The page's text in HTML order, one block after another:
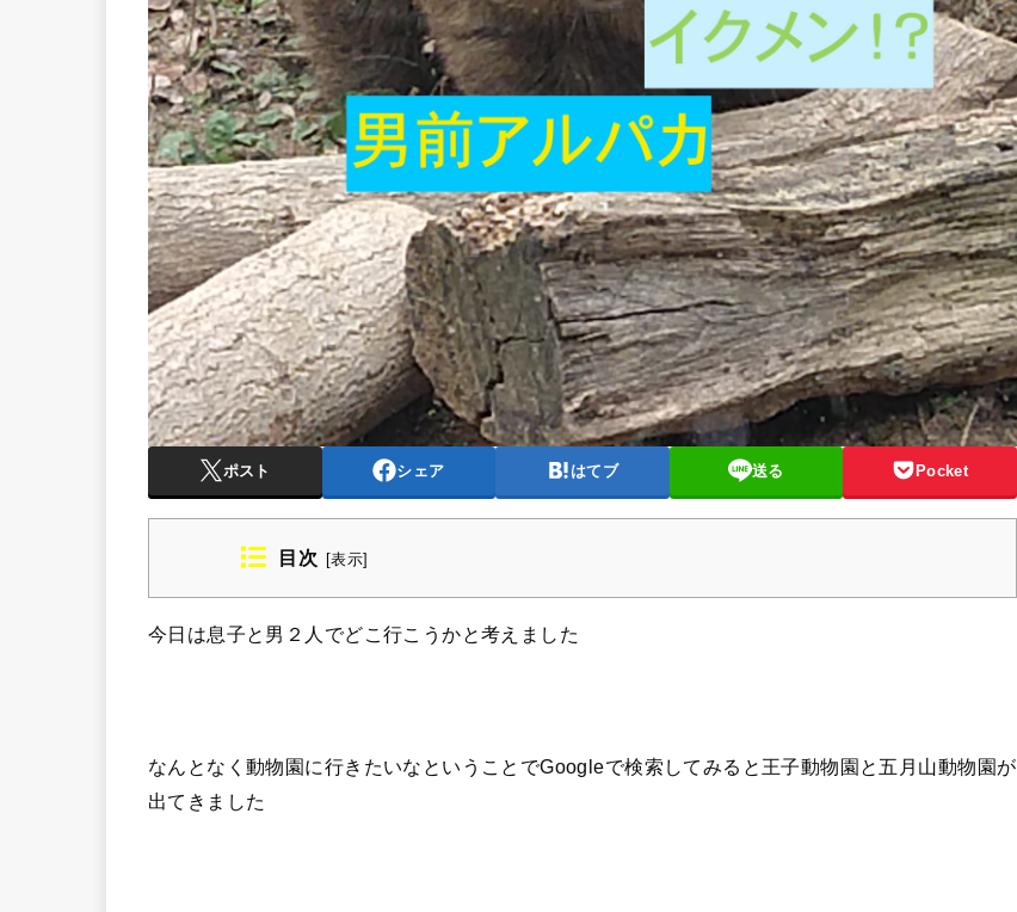
ポスト シェア はてブ 送る Pocket
目次 [表示
今日は息子と男２人でどこ行こうかと考えました
なんとなく動物園に行きたいなということでGoogleで検索してみると王子動物園と五月山動物園が
出てきました